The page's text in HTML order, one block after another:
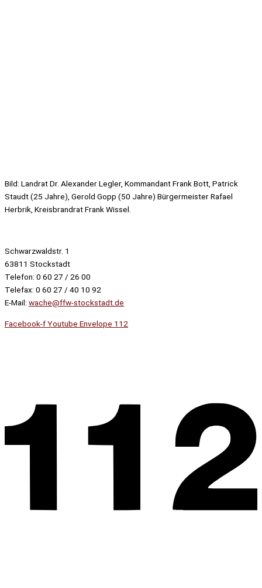
Bild: Landrat Dr. Alexander Legler, Kommandant Frank Bott, Patrick
Staudt (25 Jahre), Gerold Gopp (50 Jahre) Bürgermeister Rafael
Herbrik, Kreisbrandrat Frank Wissel.
Schwarzwaldstr. 1
63811 Stockstadt
Telefon: 0 60 27 / 26 00
Telefax: 0 60 27 / 40 10 92
E-Mail: wache@ffw-stockstadt.de
Facebook-fYoutube Envelope 112